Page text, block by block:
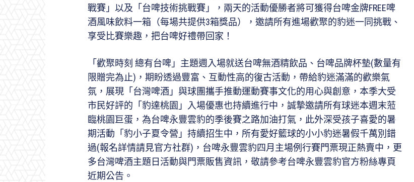
戰賽」以及「台啤技術挑戰賽」，兩天的活動優勝者將可獲得台啤金牌FREE啤
酒風味飲料一箱（每場共提供3箱獎品），邀請所有進場歡聚的豹迷一同挑戰、
享受比賽樂趣，把台啤好禮帶回家！
「歡聚時刻 總有台啤」主題週入場就送台啤無酒精飲品、台啤品牌杯墊(數量有
限贈完為止)，期盼透過豐富、互動性高的復古活動，帶給豹迷滿滿的歡樂氣
氛，展現「台灣啤酒」與球團攜手推動運動賽事文化的用心與創意，本季大受
市民好評的「豹達桃園」入場優惠也持續進行中，誠摯邀請所有球迷本週末蒞
臨桃園巨蛋，為台啤永豐雲豹的季後賽之路加油打氣，此外深受孩子喜愛的暑
期活動「豹小子夏令營」持續招生中，所有愛好籃球的小小豹迷暑假千萬別錯
過(報名詳情請見官方社群)，台啤永豐雲豹四月主場例行賽門票現正熱賣中，更
多台灣啤酒主題日活動與門票販售資訊，敬請參考台啤永豐雲豹官方粉絲專頁
近期公告。